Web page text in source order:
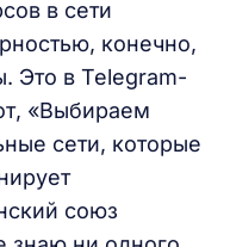
в сети
конечно,
Это в Telegram-
«Выбираем
сети, которые
союз